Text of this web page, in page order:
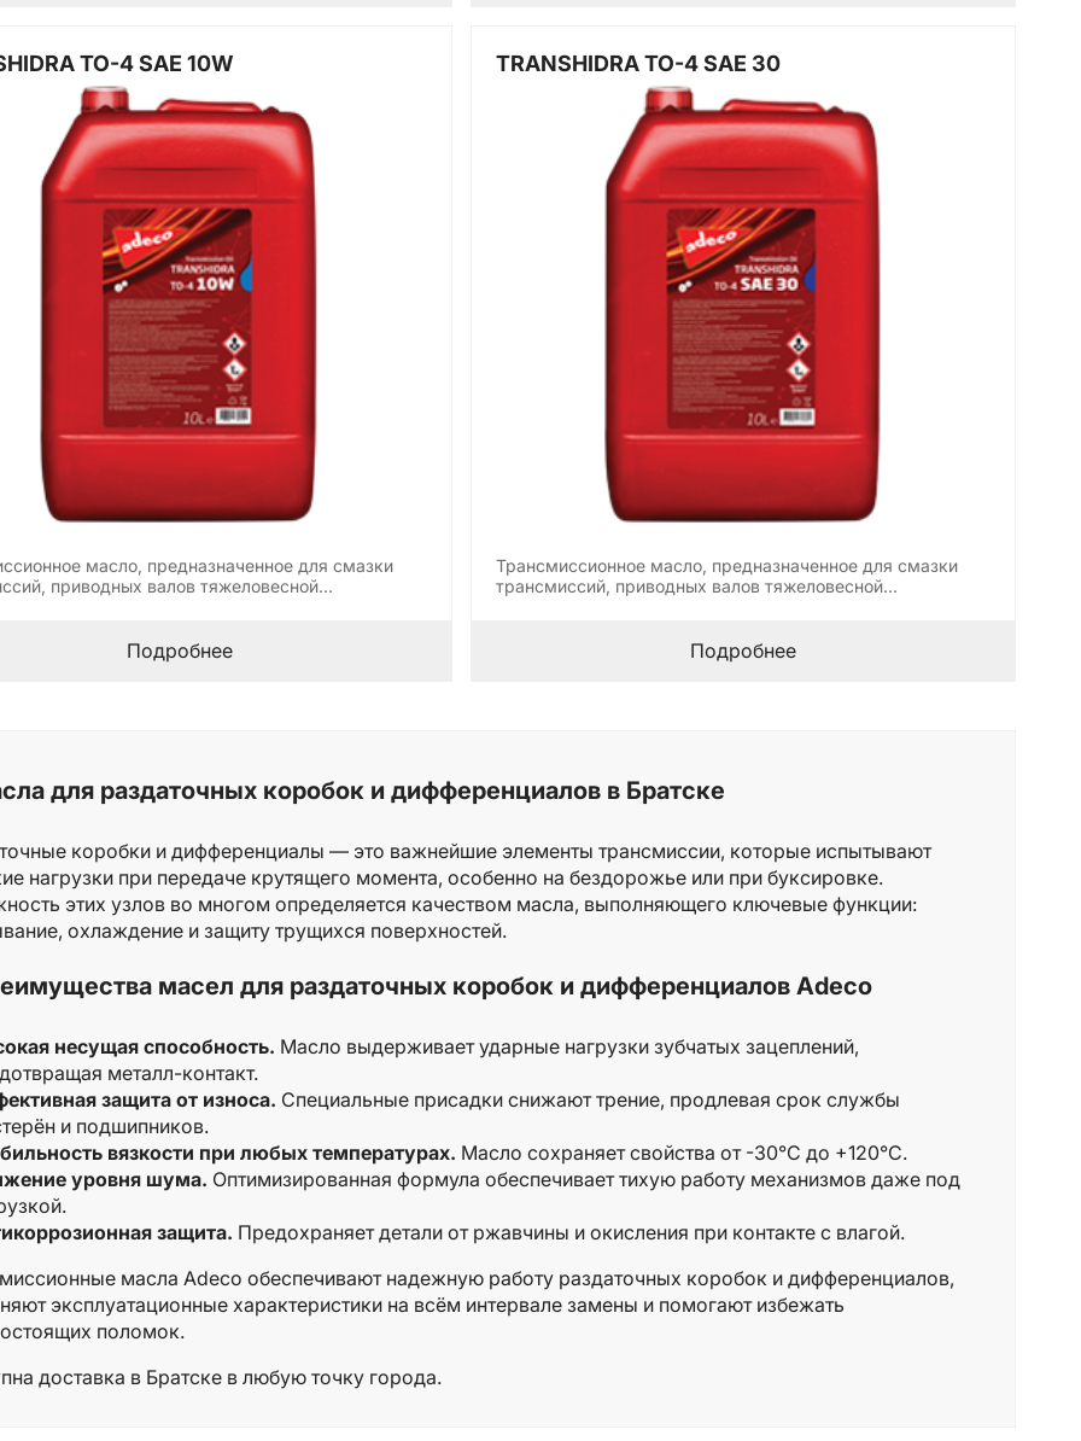
TO-4 SAE 10W
масло, предназначенное для смазки
приводных валов тяжеловесной
Подробнее
TRANSHIDRA TO-4 SAE 30
Трансмиссионное масло, предназначенное для смазки
трансмиссий, приводных валов тяжеловесной
Подробнее
для раздаточных коробок и дифференциалов в Братске
коробки и дифференциалы — это важнейшие элементы трансмиссии, которые испытывают
нагрузки при передаче крутящего момента, особенно на бездорожье или при буксировке.
этих узлов во многом определяется качеством масла, выполняющего ключевые функции:
охлаждение и защиту трущихся поверхностей.
масел для раздаточных коробок и дифференциалов Adeco
несущая способность. Масло выдерживает ударные нагрузки зубчатых зацеплений,
металл-контакт.
защита от износа. Специальные присадки снижают трение, продлевая срок службы
и подшипников.
вязкости при любых температурах. Масло сохраняет свойства от -30°C до +120°C.
уровня шума. Оптимизированная формула обеспечивает тихую работу механизмов даже под
защита. Предохраняет детали от ржавчины и окисления при контакте с влагой.
масла Adeco обеспечивают надежную работу раздаточных коробок и дифференциалов,
эксплуатационные характеристики на всём интервале замены и помогают избежать
поломок.
доставка в Братске в любую точку города.